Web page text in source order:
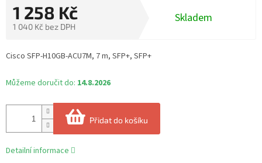
1 258 Kč
1 040 Kč bez DPH
cena:
Skladem
Můžeme doručit do: 14.8.2026
Přidat do košíku
Cisco SFP-H10GB-ACU7M, 7 m, SFP+, SFP+
Detailní informace